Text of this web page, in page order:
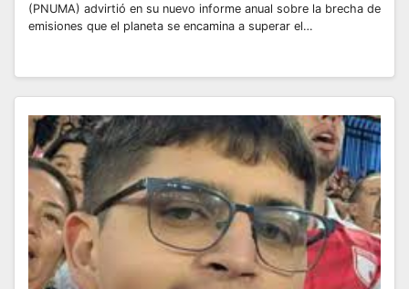
(PNUMA) advirtió en su nuevo informe anual sobre la brecha de
emisiones que el planeta se encamina a superar el…